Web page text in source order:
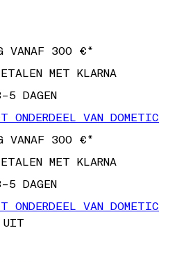
VANAF 300 €*
MET KLARNA
DAGEN
ONDERDEEL VAN DOMETIC
VANAF 300 €*
MET KLARNA
DAGEN
ONDERDEEL VAN DOMETIC
UIT